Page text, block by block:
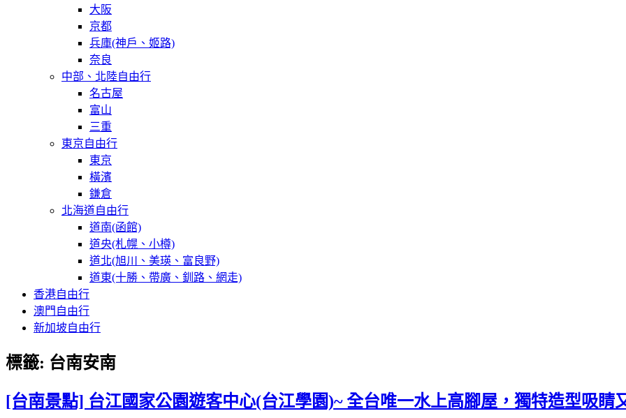
大阪
京都
兵庫(神戶、姬路)
奈良
中部、北陸自由行
名古屋
富山
三重
東京自由行
東京
橫濱
鎌倉
北海道自由行
道南(函館)
道央(札幌、小樽)
道北(旭川、美瑛、富良野)
道東(十勝、帶廣、釧路、網走)
香港自由行
澳門自由行
新加坡自由行
標籤: 台南安南
[台南景點] 台江國家公園遊客中心(台江學園)~ 全台唯一水上高腳屋，獨特造型吸睛